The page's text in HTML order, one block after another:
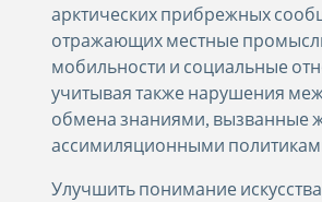
арктических прибрежных
отражающих местные
мобильности и социальные
учитывая также нарушения
обмена знаниями, вызванные
ассимиляционными
Улучшить понимание